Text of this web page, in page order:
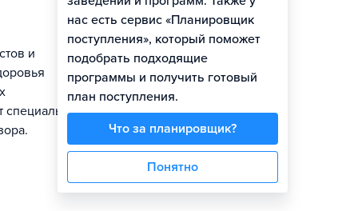
и
специальную
нас есть сервис «Планировщик
поступления», который поможет
подобрать подходящие
программы и получить готовый
план поступления.
Что за планировщик?
Понятно